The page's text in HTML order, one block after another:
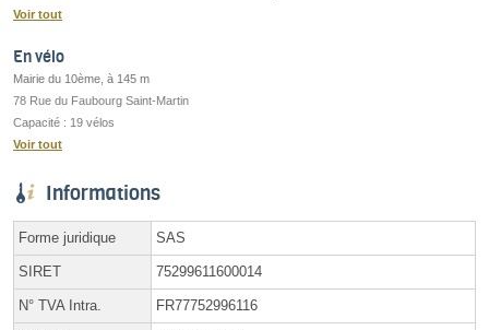
Voir tout
En vélo
Mairie du 10ème, à 145 m
78 Rue du Faubourg Saint-Martin
Capacité : 19 vélos
Voir tout
Informations
Forme juridique SAS
SIRET 75299611600014
N° TVA Intra. FR77752996116